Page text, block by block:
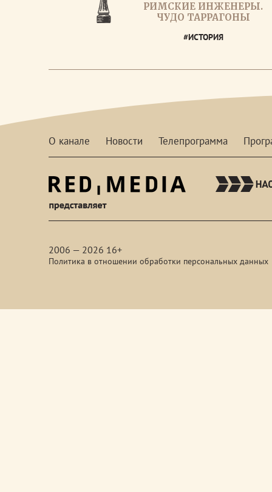
РИМСКИЕ ИНЖЕНЕРЫ.
ЧУДО ТАРРАГОНЫ
#ИСТОРИЯ
О канале Новости Телепрограмма
2006 — 2026 16+
Политика в отношении обработки персональных данных